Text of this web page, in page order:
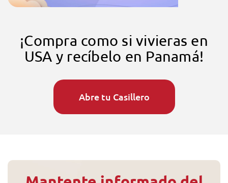
¡Compra como si vivieras en
USA y recíbelo en Panamá!
Abre tu Casillero